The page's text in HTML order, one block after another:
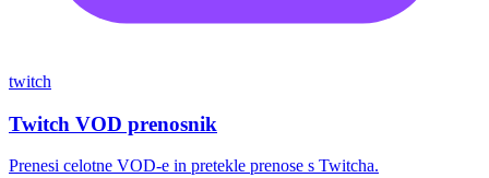
twitch
Twitch VOD prenosnik
Prenesi celotne VOD-e in pretekle prenose s Twitcha.